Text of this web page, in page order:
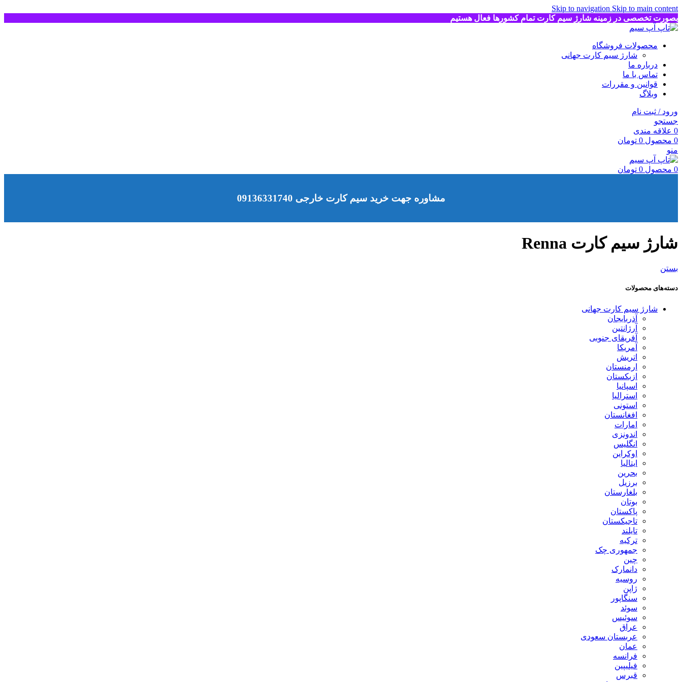
Skip to navigation Skip to main content
بصورت تخصصی در زمینه شارژ سیم کارت تمام کشورها فعال هستیم
محصولات فروشگاه
شارژ سیم کارت جهانی
درباره ما
تماس با ما
قوانین و مقررات
وبلاگ
ورود / ثبت نام
جستجو
0 علاقه مندی
0 محصول 0 تومان
منو
0 محصول 0 تومان
مشاوره جهت خرید سیم کارت خارجی 09136331740
شارژ سیم کارت Renna
بستن
دسته‌های محصولات
شارژ سیم کارت جهانی
آذربایجان
آرژانتین
آفریقای جنوبی
آمریکا
اتریش
ارمنستان
ازبکستان
اسپانیا
استرالیا
استونی
افغانستان
امارات
اندونزی
انگلیس
اوکراین
ایتالیا
بحرین
برزیل
بلغارستان
بوتان
پاکستان
تاجیکستان
تایلند
ترکیه
جمهوری چک
چین
دانمارک
روسیه
ژاپن
سنگاپور
سوئد
سوئیس
عراق
عربستان سعودی
عمان
فرانسه
فیلیپین
قبرس